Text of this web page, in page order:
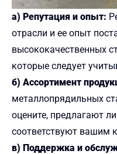
a) Репутация и опыт:
отрасли и ее опыт
высококачественных
которые следует
б) Ассортимент
металлопрядильных
оцените, предлагают
соответствуют вашим
в) Поддержка и